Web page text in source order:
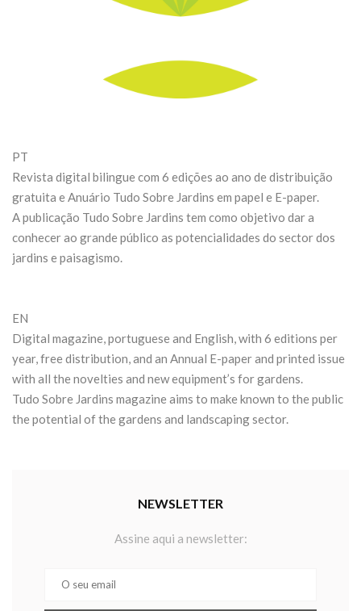
PT
Revista digital bilingue com 6 edições ao ano de distribuição
gratuita e Anuário Tudo Sobre Jardins em papel e E-paper.
A publicação Tudo Sobre Jardins tem como objetivo dar a
conhecer ao grande público as potencialidades do sector dos
jardins e paisagismo.
EN
Digital magazine, portuguese and English, with 6 editions per
year, free distribution, and an Annual E-paper and printed issue
with all the novelties and new equipment’s for gardens.
Tudo Sobre Jardins magazine aims to make known to the public
the potential of the gardens and landscaping sector.
NEWSLETTER
Assine aqui a newsletter: